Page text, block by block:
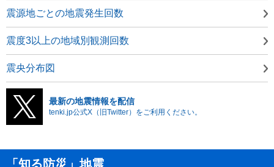
震源地ごとの地震発生回数
震度3以上の地域別観測回数
震央分布図
最新の地震情報を配信
tenki.jp公式X（旧Twitter）をご利用ください。
「知る防災」地震